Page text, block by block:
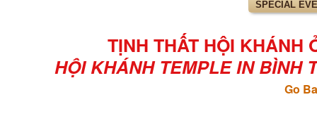
SPECIAL
TỊNH THẤT HỘI KHÁNH
HỘI KHÁNH TEMPLE IN BÌNH
Go